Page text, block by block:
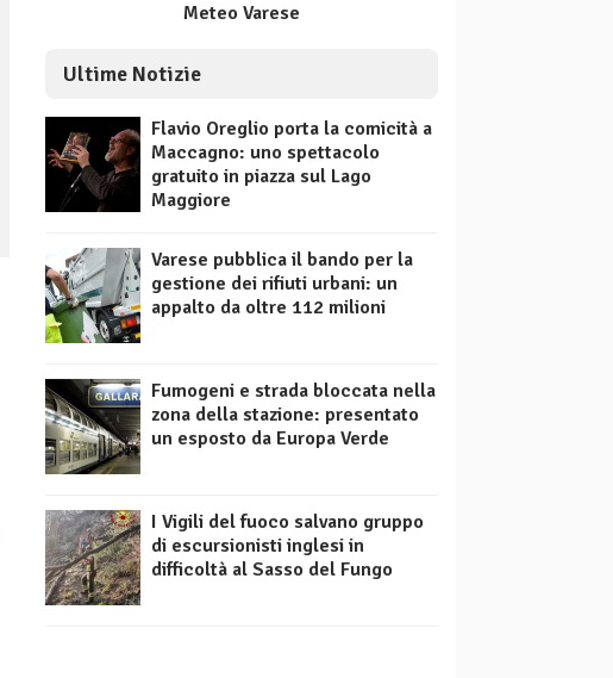
Meteo Varese
Ultime Notizie
Flavio Oreglio porta la comicità a
Maccagno: uno spettacolo
gratuito in piazza sul Lago
Maggiore
Varese pubblica il bando per la
gestione dei rifiuti urbani: un
appalto da oltre 112 milioni
Fumogeni e strada bloccata nella
zona della stazione: presentato
un esposto da Europa Verde
I Vigili del fuoco salvano gruppo
di escursionisti inglesi in
difficoltà al Sasso del Fungo